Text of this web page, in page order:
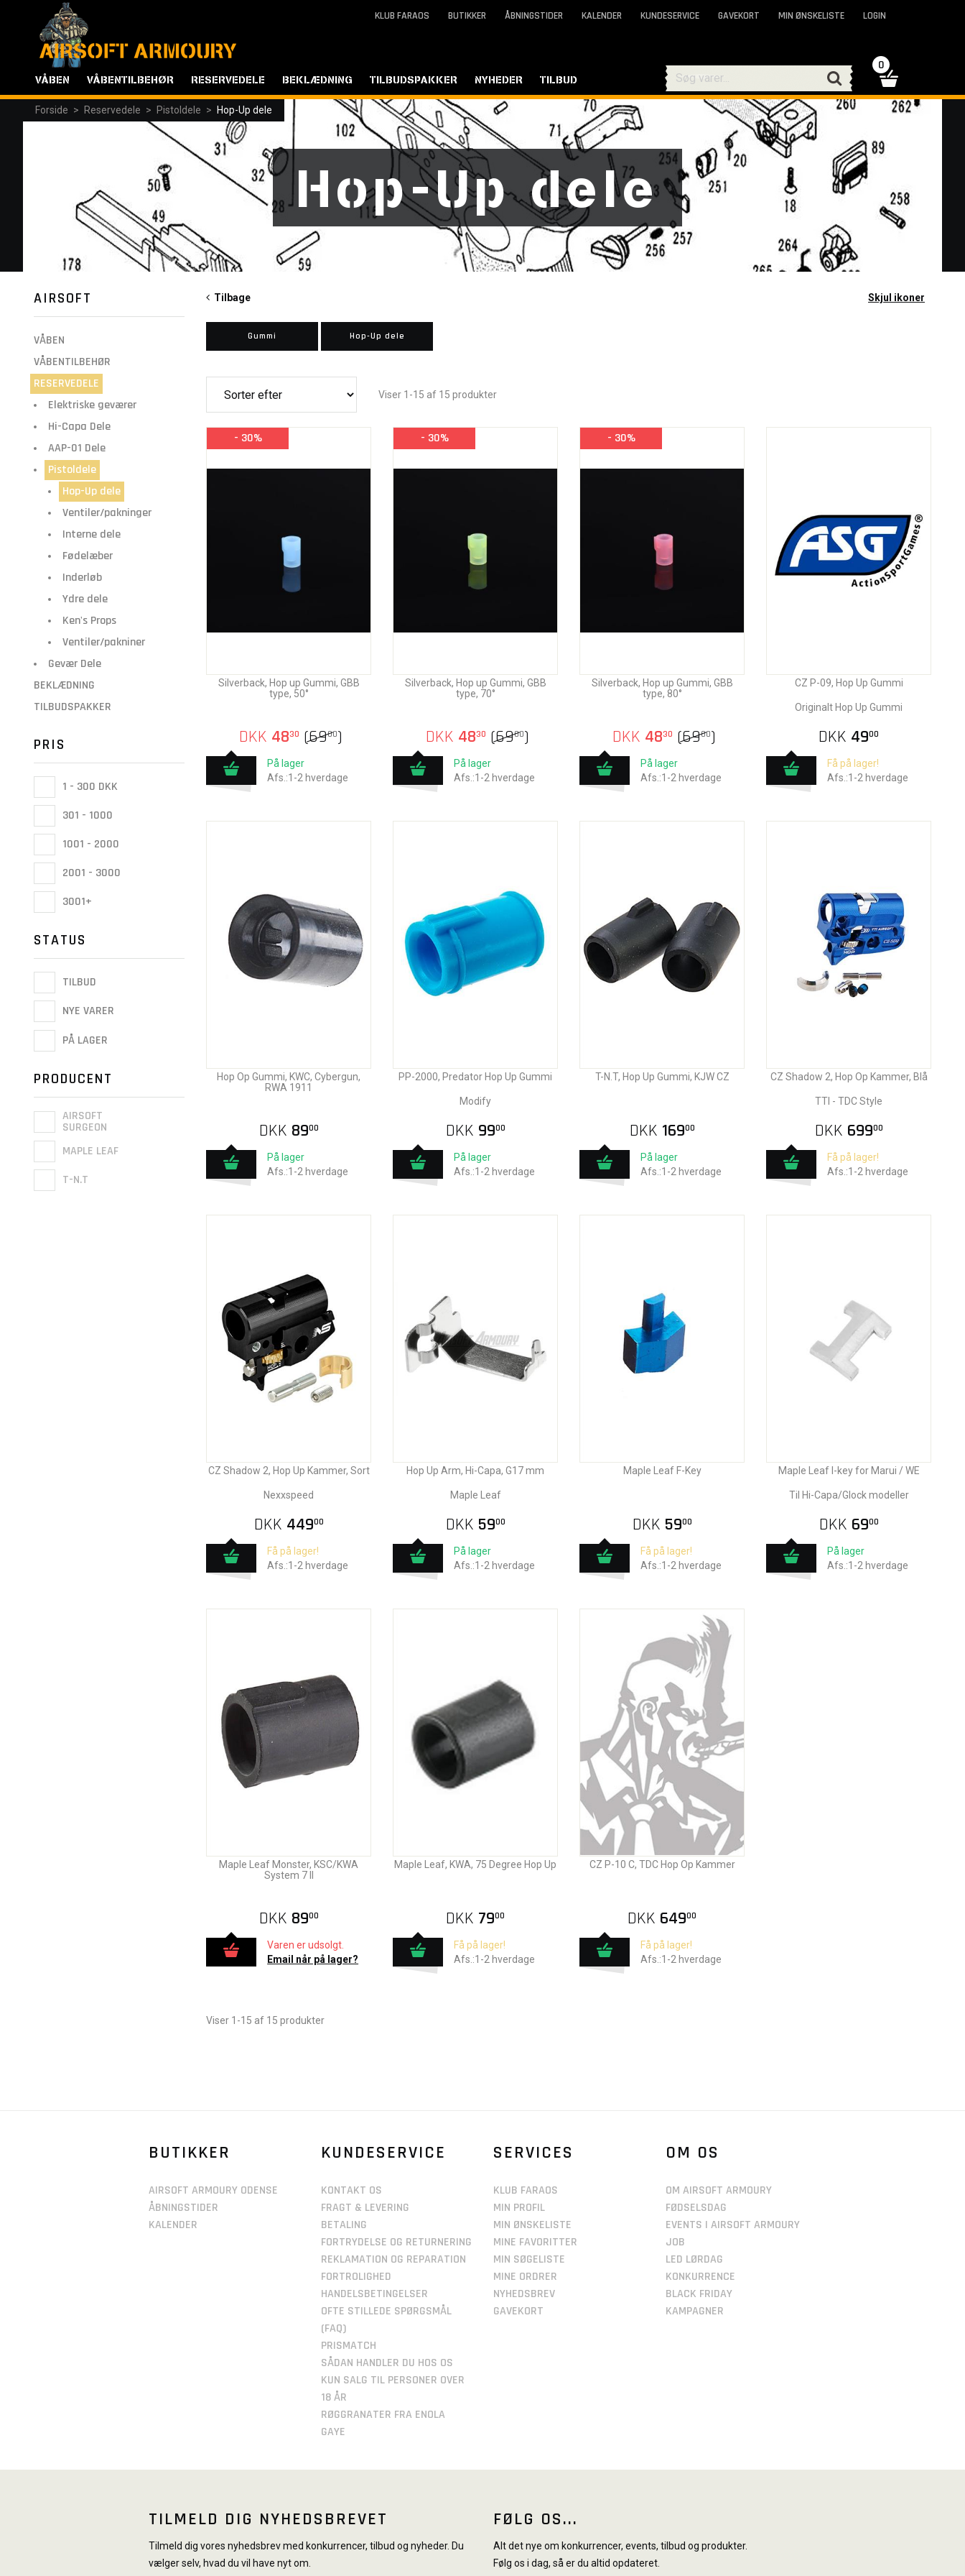
Forside > Reservedele > Pistoldele > Hop-Up dele
Hop-Up dele
AIRSOFT
VÅBEN
VÅBENTILBEHØR
RESERVEDELE
Elektriske geværer
Hi-Capa Dele
AAP-01 Dele
Pistoldele
Hop-Up dele
Ventiler/pakninger
Interne dele
Fødelæber
Inderløb
Ydre dele
Ken's Props
Ventiler/pakniner
Gevær Dele
BEKLÆDNING
TILBUDSPAKKER
PRIS
1 - 300 DKK
301 - 1000
1001 - 2000
2001 - 3000
3001+
STATUS
TILBUD
NYE VARER
PÅ LAGER
PRODUCENT
AIRSOFT
SURGEON
MAPLE LEAF
T-N.T
Skjul ikoner
Tilbage
Gummi Hop-Up dele
Viser 1-15 af 15 produkter
- 30%
Silverback, Hop up Gummi, GBB
type, 50°
DKK 4830 (6900)
På lager
Afs.:1-2 hverdage
- 30%
Silverback, Hop up Gummi, GBB
type, 70°
DKK 4830 (6900)
På lager
Afs.:1-2 hverdage
- 30%
Silverback, Hop up Gummi, GBB
type, 80°
DKK 4830 (6900)
På lager
Afs.:1-2 hverdage
CZ P-09, Hop Up Gummi
Originalt Hop Up Gummi
DKK 4900
Få på lager!
Afs.:1-2 hverdage
Hop Op Gummi, KWC, Cybergun,
RWA 1911
DKK 8900
På lager
Afs.:1-2 hverdage
PP-2000, Predator Hop Up Gummi
Modify
DKK 9900
På lager
Afs.:1-2 hverdage
T-N.T, Hop Up Gummi, KJW CZ
DKK 16900
På lager
Afs.:1-2 hverdage
CZ Shadow 2, Hop Op Kammer, Blå
TTI - TDC Style
DKK 69900
Få på lager!
Afs.:1-2 hverdage
CZ Shadow 2, Hop Up Kammer, Sort
Nexxspeed
DKK 44900
Få på lager!
Afs.:1-2 hverdage
Hop Up Arm, Hi-Capa, G17 mm
Maple Leaf
DKK 5900
På lager
Afs.:1-2 hverdage
Maple Leaf F-Key
DKK 5900
Få på lager!
Afs.:1-2 hverdage
Maple Leaf I-key for Marui / WE
Til Hi-Capa/Glock modeller
DKK 6900
På lager
Afs.:1-2 hverdage
Maple Leaf Monster, KSC/KWA
System 7 II
DKK 8900
Varen er udsolgt.
Email når på lager?
Maple Leaf, KWA, 75 Degree Hop Up
DKK 7900
Få på lager!
Afs.:1-2 hverdage
CZ P-10 C, TDC Hop Op Kammer
DKK 64900
Få på lager!
Afs.:1-2 hverdage
Viser 1-15 af 15 produkter
KLUB FARAOS BUTIKKER ÅBNINGSTIDER KALENDER KUNDESERVICE GAVEKORT MIN ØNSKELISTE LOGIN
VÅBEN VÅBENTILBEHØR RESERVEDELE BEKLÆDNING TILBUDSPAKKER NYHEDER TILBUD
0
BUTIKKER
AIRSOFT ARMOURY ODENSE
ÅBNINGSTIDER
KALENDER
KUNDESERVICE
KONTAKT OS
FRAGT & LEVERING
BETALING
FORTRYDELSE OG RETURNERING
REKLAMATION OG REPARATION
FORTROLIGHED
HANDELSBETINGELSER
OFTE STILLEDE SPØRGSMÅL
(FAQ)
PRISMATCH
SÅDAN HANDLER DU HOS OS
KUN SALG TIL PERSONER OVER
18 ÅR
RØGGRANATER FRA ENOLA
GAYE
SERVICES
KLUB FARAOS
MIN PROFIL
MIN ØNSKELISTE
MINE FAVORITTER
MIN SØGELISTE
MINE ORDRER
NYHEDSBREV
GAVEKORT
OM OS
OM AIRSOFT ARMOURY
FØDSELSDAG
EVENTS I AIRSOFT ARMOURY
JOB
LED LØRDAG
KONKURRENCE
BLACK FRIDAY
KAMPAGNER
TILMELD DIG NYHEDSBREVET
Tilmeld dig vores nyhedsbrev med konkurrencer, tilbud og nyheder. Du
vælger selv, hvad du vil have nyt om.
FØLG OS...
Alt det nye om konkurrencer, events, tilbud og produkter.
Følg os i dag, så er du altid opdateret.